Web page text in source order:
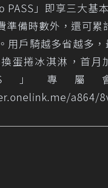
PASS」即享三大
準備時數外，還可
用戶騎越多省越多
蛋捲冰淇淋，首
」
a864/